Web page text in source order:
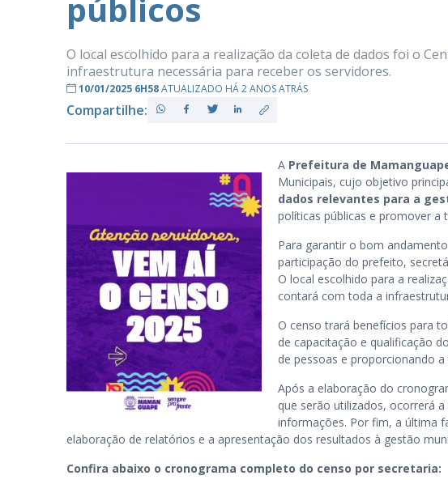
–
PB
públicos
O local escolhido para a realização da coleta de dados foi o
infraestrutura necessária para receber os servidores.
10/01/2025 6H58ATUALIZADO HÁ 2 ANOS ATRÁS
Compartilhe:
A Prefeitura de
Municipais, cujo objetivo
dados relevantes para a
políticas públicas e promover a
Para garantir o bom
participação do prefeito,
O local escolhido para a
contará com toda a
O censo trará benefícios para
de capacitação e qualificação
de pessoas e proporcionando
Após a elaboração do
que serão utilizados, ocorrerá a
informações. Por fim, a última
elaboração de relatórios e a apresentação dos resultados à gestão
Confira abaixo o cronograma completo do censo por secretaria: